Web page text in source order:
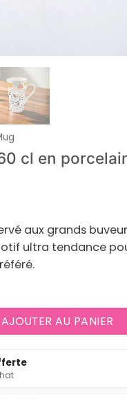
cl en
aux grands
ultra tendance
AJOUTER AU PANIER